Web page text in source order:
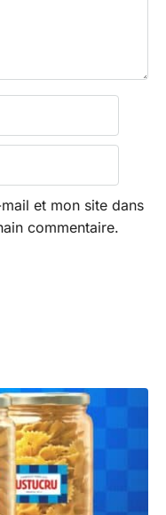
et mon site dans
commentaire.